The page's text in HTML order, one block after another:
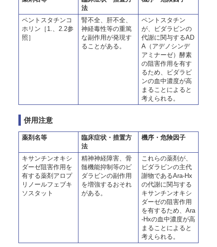
法
ペントスタチンコ
ホリン［1.、2.2参
照］
腎不全、肝不全、
神経毒性等の重篤
な副作用が発現す
ることがある。
ペントスタチン
が、ビダラビンの
代謝に関与するAD
A（アデノシンデ
アミナーゼ）酵素
の阻害作用を有す
るため、ビダラビ
ンの血中濃度が高
まることによると
考えられる。
併用注意
薬剤名等
臨床症状・措置方
法
機序・危険因子
キサンチンオキシ
ダーゼ阻害作用を
有する薬剤アロプ
リノールフェブキ
ソスタット
精神神経障害、骨
髄機能抑制等のビ
ダラビンの副作用
を増強するおそれ
がある。
これらの薬剤が、
ビダラビンの主代
謝物であるAra-Hx
の代謝に関与する
キサンチンオキシ
ダーゼの阻害作用
を有するため、Ara
-Hxの血中濃度が高
まることによると
考えられる。